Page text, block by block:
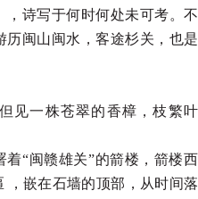
诗写于何时何处未可考。不
闽山闽水，客途杉关，也是
见一株苍翠的香樟，枝繁叶
着“闽赣雄关”的箭楼，箭楼西
，嵌在石墙的顶部，从时间落